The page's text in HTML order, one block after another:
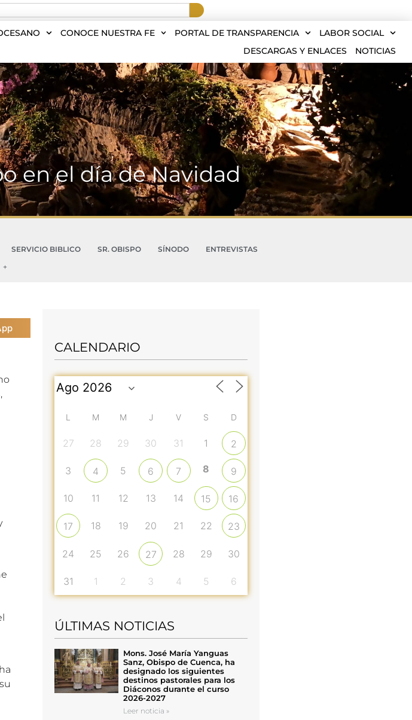
CONOCE NUESTRA FE PORTAL DE TRANSPARENCIA
LABOR SOCIAL
DESCARGAS Y ENLACES
NOTICIAS
en el día de Navidad
SERVICIO BIBLICO SR. OBISPO SÍNODO
ENTREVISTAS
CALENDARIO
L M M J V S D
27 28 29 30 31 1 2
3 4 5 6 7 8 9
10 11 12 13 14 15 16
17 18 19 20 21 22 23
24 25 26 27 28 29 30
31 1 2 3 4 5 6
ÚLTIMAS NOTICIAS
Mons. José María Yanguas
Sanz, Obispo de Cuenca, ha
designado los siguientes
destinos pastorales para los
Diáconos durante el curso
2026-2027
Leer noticia »